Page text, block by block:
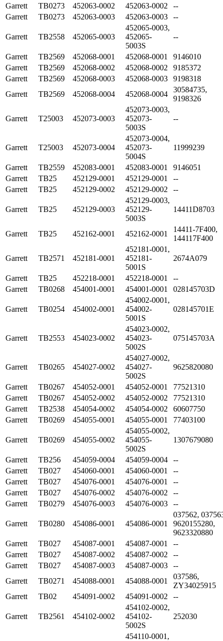
Garrett TB0273 452063-0002 452063-0002
--
Garrett
TB0273 452063-0003 452063-0003 --
Garrett TB2558 452065-0003
452065-0003,
452065-
5003S
--
Garrett TB2569 452068-0001 452068-0001
9146010
Garrett
TB2569 452068-0002 452068-0002
9185372
Garrett
TB2569 452068-0003 452068-0003
9198318
Garrett
TB2569 452068-0004 452068-0004
30584735,
9198326
Garrett T25003 452073-0003
452073-0003,
452073-
5003S
--
Garrett T25003 452073-0004
452073-0004,
452073-
5004S
11999239
Garrett TB2559 452083-0001 452083-0001
9146051
Garrett
TB25 452129-0001 452129-0001
--
Garrett
TB25 452129-0002 452129-0002 --
Garrett TB25 452129-0003
452129-0003,
452129-
5003S
14411D8703
Garrett TB25 452162-0001 452162-0001
14411-7F400,
144117F400
Garrett TB2571 452181-0001
452181-0001,
452181-
5001S
2674A079
Garrett TB25 452218-0001 452218-0001
--
Garrett
TB0268 454001-0001 454001-0001 028145703D
Garrett TB0254 454002-0001
454002-0001,
454002-
5001S
028145701E
Garrett TB2553 454023-0002
454023-0002,
454023-
5002S
075145703A
Garrett TB0265 454027-0002
454027-0002,
454027-
5002S
9625820080
Garrett TB0267 454052-0001 454052-0001
77521310
Garrett
TB0267 454052-0002 454052-0002
77521310
Garrett
TB2538 454054-0002 454054-0002
60607750
Garrett
TB0269 454055-0001 454055-0001 77403100
Garrett TB0269 454055-0002
454055-0002,
454055-
5002S
1307679080
Garrett TB256 454059-0004 454059-0004
--
Garrett
TB027 454060-0001 454060-0001
--
Garrett
TB027 454076-0001 454076-0001
--
Garrett
TB027 454076-0002 454076-0002
--
Garrett
TB0279 454076-0003 454076-0003 --
Garrett TB0280 454086-0001 454086-0001
037562,
9620155280,
9623320880
Garrett
TB027 454087-0001 454087-0001
--
Garrett
TB027 454087-0002 454087-0002
--
Garrett
TB027 454087-0003 454087-0003
--
Garrett
TB0271 454088-0001 454088-0001
037586,
ZY34025915
Garrett
TB02 454091-0002 454091-0002 --
Garrett TB2561 454102-0002
454102-0002,
454102-
5002S
252030
454110-0001,